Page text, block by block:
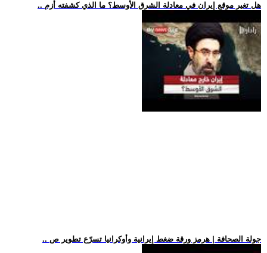
.. هل تغير موقع إيران في معادلة الشرق الأوسط؟ ما الذي كشفته أزم
.. جولة الصحافة | هرمز ورقة ضغط إيرانية وأوكرانيا تسرّع تطوير ص